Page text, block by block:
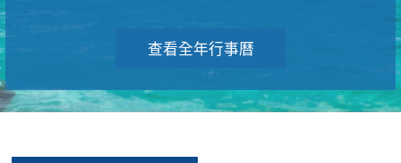
查看全年行事曆